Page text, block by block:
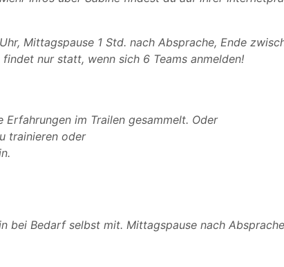
Mittagspause 1 Std. nach Absprache, Ende
nur statt, wenn sich 6 Teams anmelden!
im Trailen gesammelt. Oder
trainieren oder
bei Bedarf selbst mit. Mittagspause nach